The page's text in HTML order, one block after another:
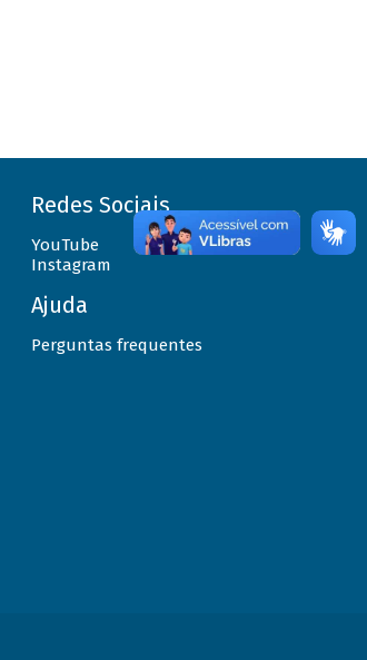
Redes Sociais
YouTube
Instagram
Ajuda
Perguntas frequentes